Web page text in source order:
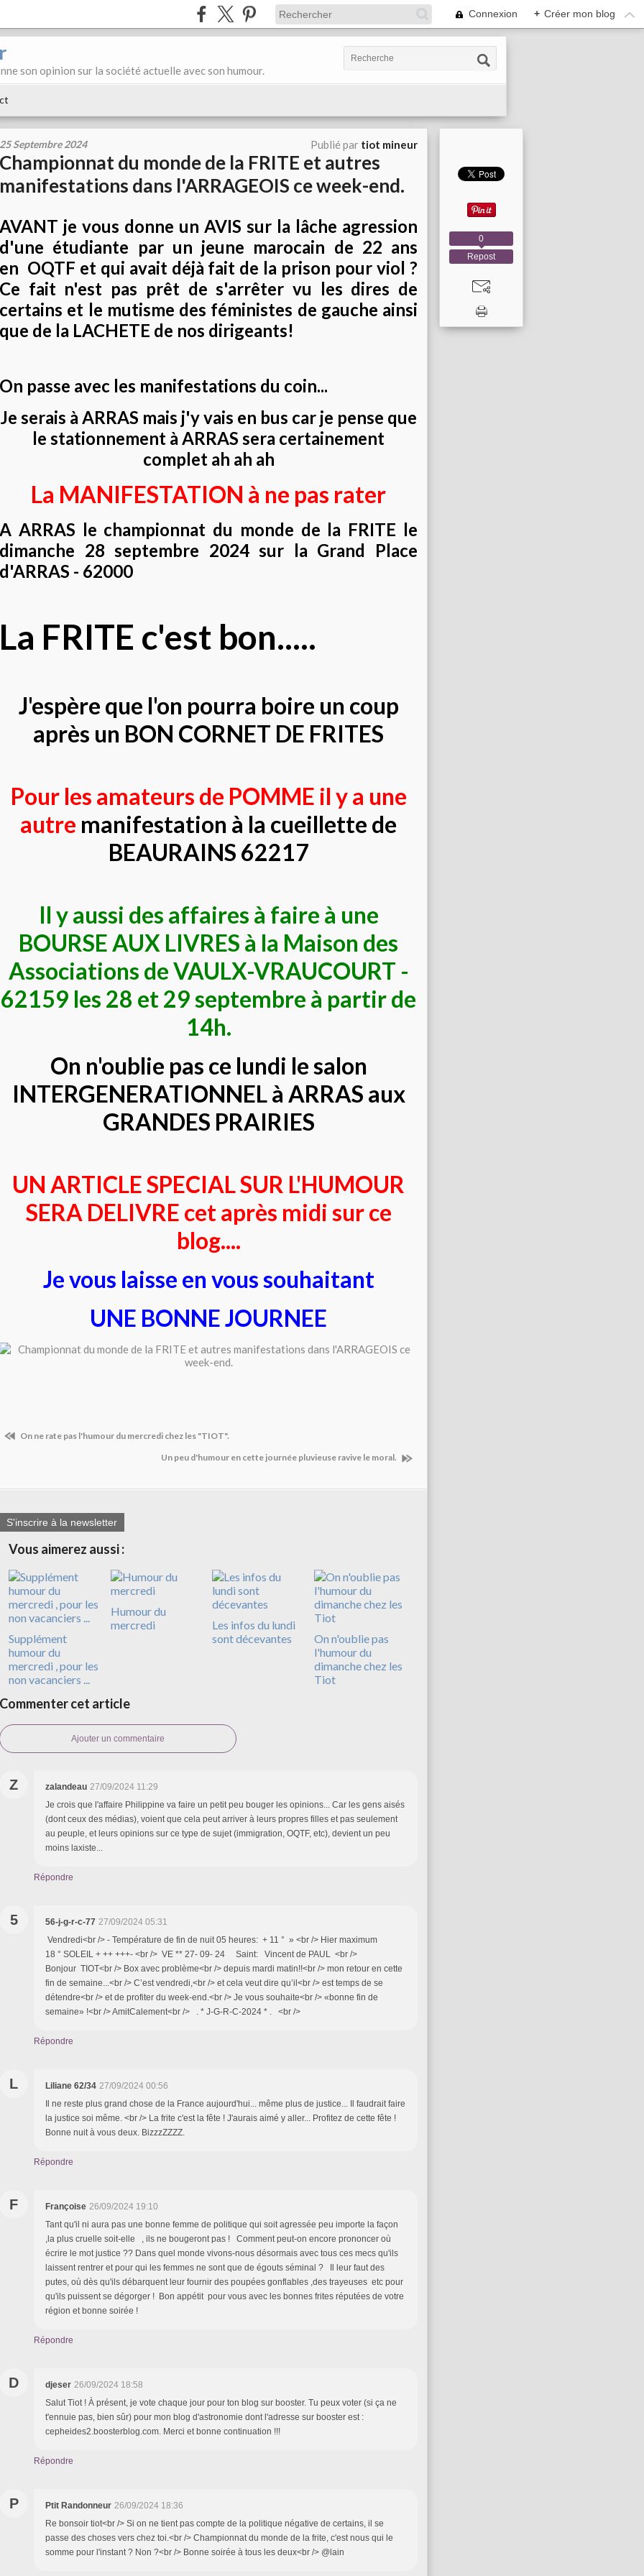
Connexion + Créer mon blog
son opinion sur la société actuelle avec son humour.
25 Septembre 2024 Publié par tiot mineur
Championnat du monde de la FRITE et autres
manifestations dans l'ARRAGEOIS ce week-end.
AVANT je vous donne un AVIS sur la lâche agression
d'une étudiante par un jeune marocain de 22 ans
en OQTF et qui avait déjà fait de la prison pour viol ?
Ce fait n'est pas prêt de s'arrêter vu les dires de
certains et le mutisme des féministes de gauche ainsi
que de la LACHETE de nos dirigeants!
On passe avec les manifestations du coin...
Je serais à ARRAS mais j'y vais en bus car je pense que
le stationnement à ARRAS sera certainement
complet ah ah ah
La MANIFESTATION à ne pas rater
A ARRAS le championnat du monde de la FRITE le
dimanche 28 septembre 2024 sur la Grand Place
d'ARRAS - 62000
La FRITE c'est bon.....
J'espère que l'on pourra boire un coup
après un BON CORNET DE FRITES
Pour les amateurs de POMME il y a une
autre manifestation à la cueillette de
BEAURAINS 62217
Il y aussi des affaires à faire à une
BOURSE AUX LIVRES à la Maison des
Associations de VAULX-VRAUCOURT -
62159 les 28 et 29 septembre à partir de
14h.
On n'oublie pas ce lundi le salon
INTERGENERATIONNEL à ARRAS aux
GRANDES PRAIRIES
UN ARTICLE SPECIAL SUR L'HUMOUR
SERA DELIVRE cet après midi sur ce
blog....
Je vous laisse en vous souhaitant
UNE BONNE JOURNEE
On ne rate pas l'humour du mercredi chez les "TIOT".
Un peu d'humour en cette journée pluvieuse ravive le moral.
S'inscrire à la newsletter
Vous aimerez aussi :
Supplément
humour du
mercredi , pour les
non vacanciers ...
Humour du
mercredi
Les infos du lundi
sont décevantes
On n'oublie pas
l'humour du
dimanche chez les
Tiot
Commenter cet article
Ajouter un commentaire
Z zalandeau 27/09/2024 11:29
Je crois que l'affaire Philippine va faire un petit peu bouger les opinions... Car les gens aisés
(dont ceux des médias), voient que cela peut arriver à leurs propres filles et pas seulement
au peuple, et leurs opinions sur ce type de sujet (immigration, OQTF, etc), devient un peu
moins laxiste...
Répondre
5 56-j-g-r-c-77 27/09/2024 05:31
Vendredi<br /> - Température de fin de nuit 05 heures: + 11 ° » <br /> Hier maximum
18 ° SOLEIL + ++ +++- <br /> VE ** 27- 09- 24 Saint: Vincent de PAUL <br />
Bonjour TIOT<br /> Box avec problème<br /> depuis mardi matin!!<br /> mon retour en cette
fin de semaine...<br /> C’est vendredi,<br /> et cela veut dire qu’il<br /> est temps de se
détendre<br /> et de profiter du week-end.<br /> Je vous souhaite<br /> «bonne fin de
semaine» !<br /> AmitCalement<br /> . * J-G-R-C-2024 * . <br />
Répondre
L Liliane 62/34 27/09/2024 00:56
Il ne reste plus grand chose de la France aujourd'hui... même plus de justice... Il faudrait faire
la justice soi même. <br /> La frite c'est la fête ! J'aurais aimé y aller... Profitez de cette fête !
Bonne nuit à vous deux. BizzzZZZZ.
Répondre
F Françoise 26/09/2024 19:10
Tant qu'il ni aura pas une bonne femme de politique qui soit agressée peu importe la façon
,la plus cruelle soit-elle , ils ne bougeront pas ! Comment peut-on encore prononcer où
écrire le mot justice ?? Dans quel monde vivons-nous désormais avec tous ces mecs qu'ils
laissent rentrer et pour qui les femmes ne sont que de égouts séminal ? Il leur faut des
putes, où dès qu'ils débarquent leur fournir des poupées gonflables ,des trayeuses etc pour
qu'ils puissent se dégorger ! Bon appétit pour vous avec les bonnes frites réputées de votre
région et bonne soirée !
Répondre
D djeser 26/09/2024 18:58
Salut Tiot ! À présent, je vote chaque jour pour ton blog sur booster. Tu peux voter (si ça ne
t'ennuie pas, bien sûr) pour mon blog d'astronomie dont l'adresse sur booster est :
cepheides2.boosterblog.com. Merci et bonne continuation !!!
Répondre
P Ptit Randonneur 26/09/2024 18:36
Re bonsoir tiot<br /> Si on ne tient pas compte de la politique négative de certains, il se
passe des choses vers chez toi.<br /> Championnat du monde de la frite, c'est nous qui le
somme pour l'instant ? Non ?<br /> Bonne soirée à tous les deux<br /> @lain
Repost
0